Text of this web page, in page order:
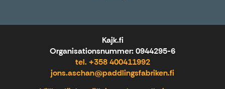
Kajk.fi
Organisationsnummer: 0944295-6
tel. +358 400411992
jons.aschan@paddlingsfabriken.fi